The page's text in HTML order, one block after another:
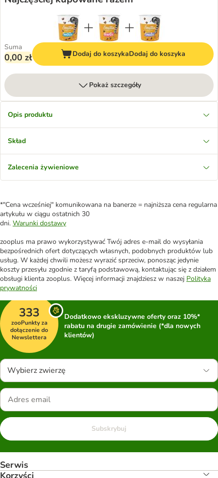
Suma
0,00 zł Dodaj do koszykaDodaj do koszyka
Pokaż szczegóły
Opis produktu
Skład
Zalecenia żywieniowe
*"Cena wcześniej" komunikowana na banerze = najniższa cena regularna
artykułu w ciągu ostatnich 30
dni. Warunki dostawy
zooplus ma prawo wykorzystywać Twój adres e-mail do wysyłania
bezpośrednich ofert dotyczących własnych, podobnych produktów lub
usług. W każdej chwili możesz wyrazić sprzeciw, ponosząc jedynie
koszty przesyłu zgodnie z taryfą podstawową, kontaktując się z działem
obsługi klienta zooplus. Więcej informacji znajdziesz w naszej Polityka
prywatności
333
zooPunkty za
dołączenie do
Newslettera
Dodatkowo ekskluzywne oferty oraz 10%*
rabatu na drugie zamówienie (*dla nowych
klientów)
Wybierz zwierzę
Subskrybuj
Serwis
Korzyści